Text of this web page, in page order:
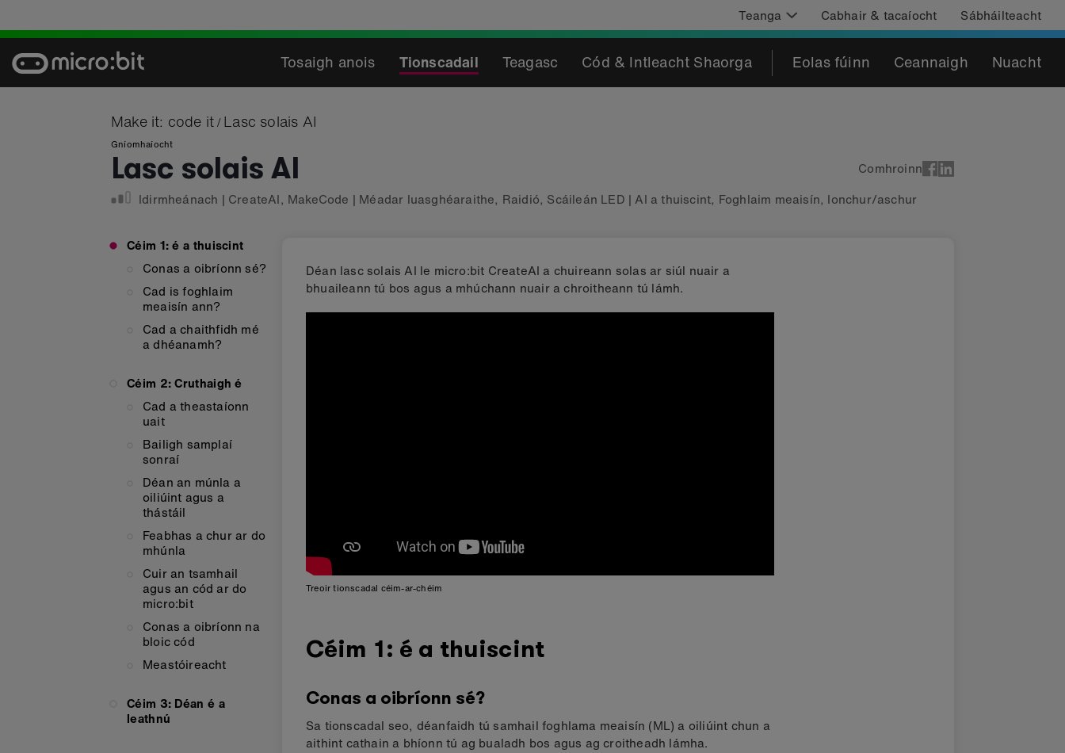
content
Teanga Cabhair & tacaíocht Sábháilteacht
Tosaigh anois Tionscadail Teagasc Cód & Intleacht Shaorga Eolas fúinn Ceannaigh Nuacht
Make it: code it / Lasc solais AI
Gníomhaíocht
Lasc solais AI
Comhroinn
Idirmheánach | CreateAI, MakeCode | Méadar luasghéaraithe, Raidió, Scáileán LED |AI a thuiscint, Foghlaim meaisín, Ionchur/aschur
Céim 1: é a thuiscint
Conas a oibríonn sé?
Cad is foghlaim
meaisín ann?
Cad a chaithfidh mé
a dhéanamh?
Céim 2: Cruthaigh é
Cad a theastaíonn
uait
Bailigh samplaí
sonraí
Déan an múnla a
oiliúint agus a
thástáil
Feabhas a chur ar do
mhúnla
Cuir an tsamhail
agus an cód ar do
micro:bit
Conas a oibríonn na
bloic cód
Meastóireacht
Céim 3: Déan é a
leathnú
Déan lasc solais AI le micro:bit CreateAI a chuireann solas ar siúl nuair a
bhuaileann tú bos agus a mhúchann nuair a chroitheann tú lámh.
Treoir tionscadal céim-ar-chéim
Céim 1: é a thuiscint
Conas a oibríonn sé?
Sa tionscadal seo, déanfaidh tú samhail foghlama meaisín (ML) a oiliúint chun a
aithint cathain a bhíonn tú ag bualadh bos agus ag croitheadh ​​​​lámha.